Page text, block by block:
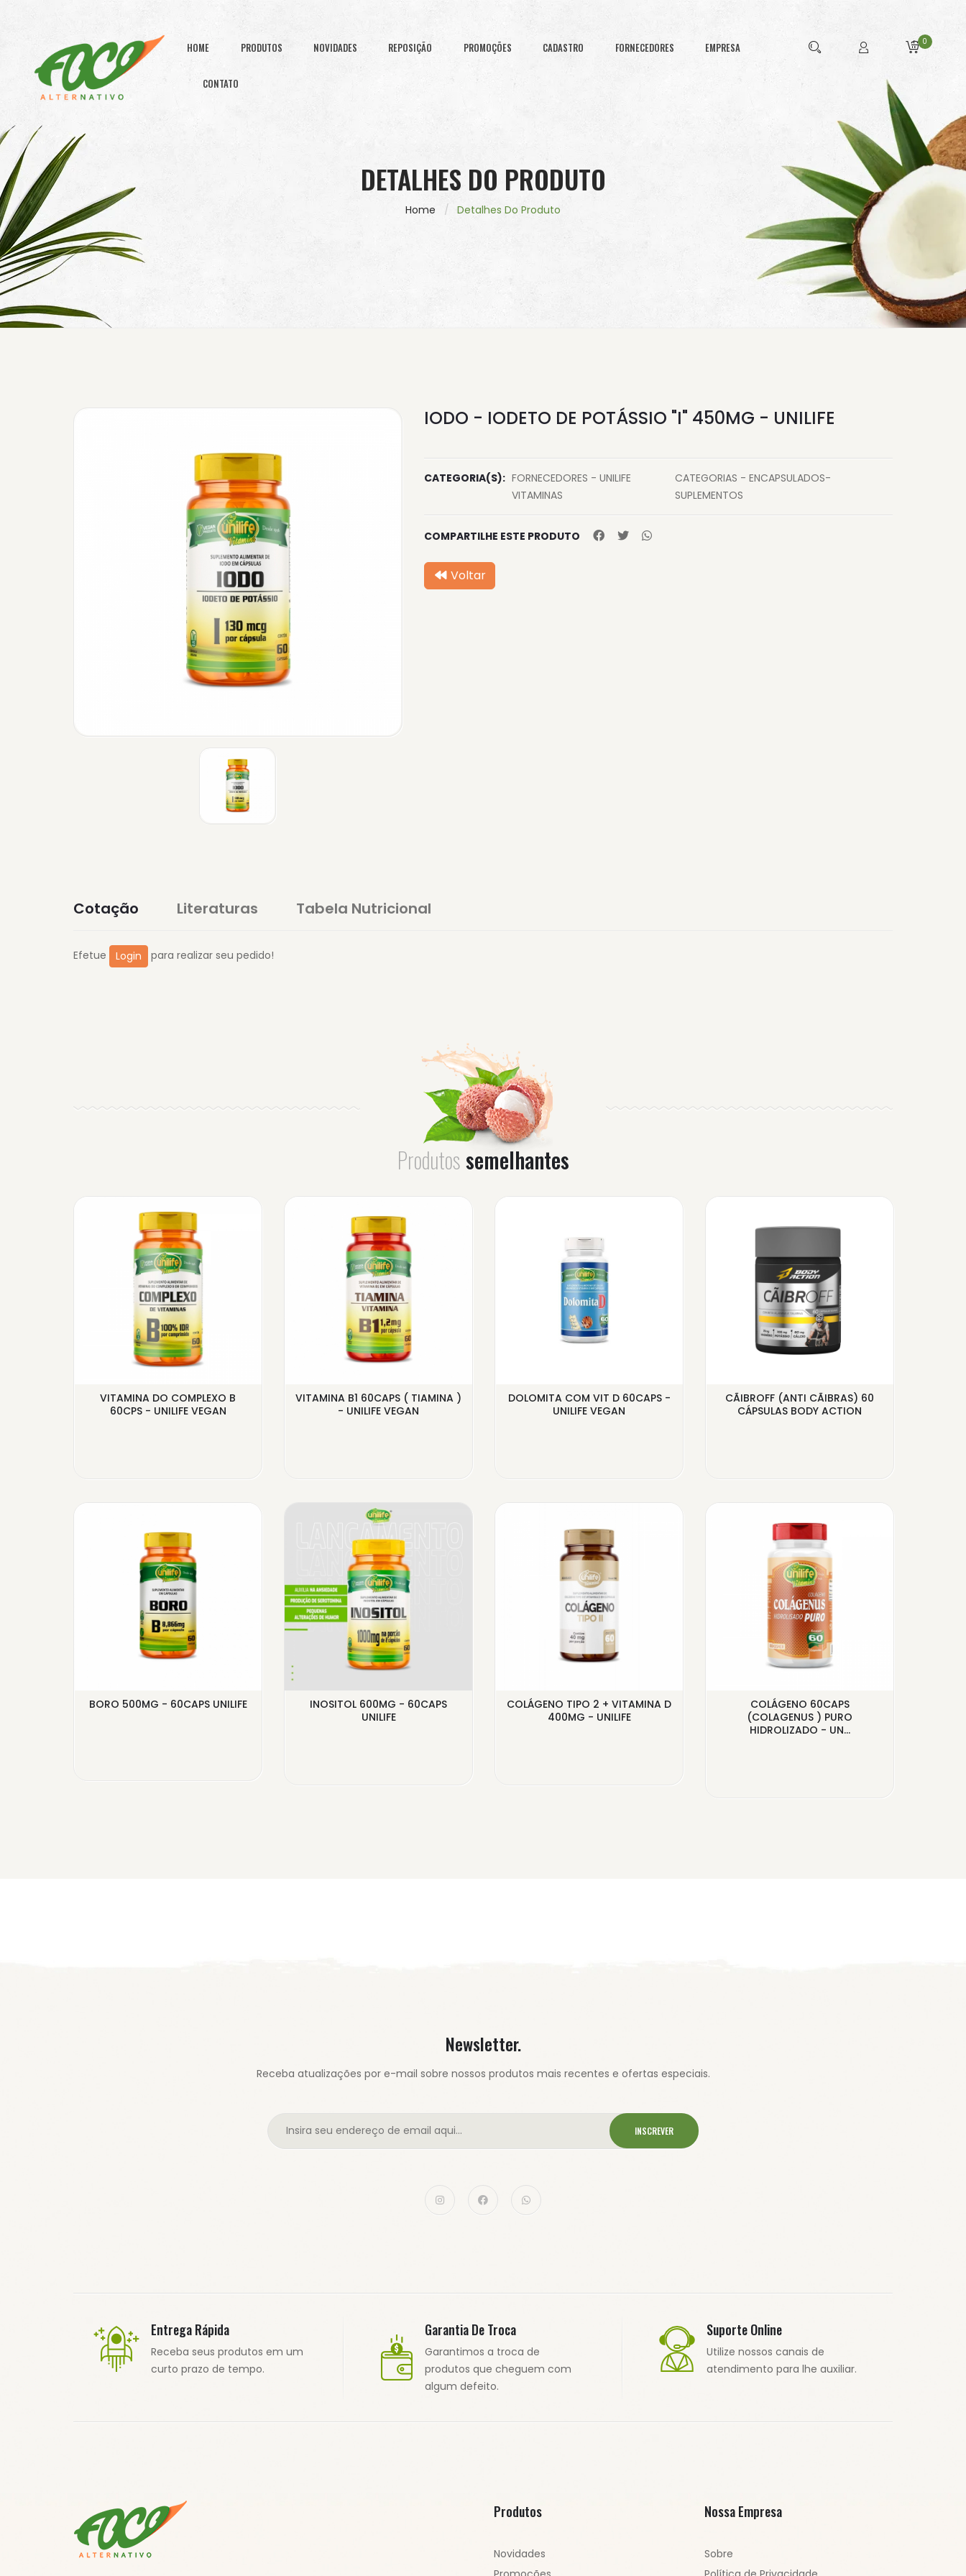
HOME PRODUTOS NOVIDADES REPOSIÇÃO PROMOÇÕES CADASTRO FORNECEDORES EMPRESA
CONTATO
0
DETALHES DO PRODUTO
Home Detalhes Do Produto
IODO - IODETO DE POTÁSSIO "I" 450MG - UNILIFE
CATEGORIA(S): FORNECEDORES - UNILIFE
VITAMINAS
CATEGORIAS - ENCAPSULADOS-
SUPLEMENTOS
COMPARTILHE ESTE PRODUTO
Voltar
Cotação Literaturas Tabela Nutricional
Efetue Login para realizar seu pedido!
Produtossemelhantes
VITAMINA DO COMPLEXO B
60CPS - UNILIFE VEGAN
BORO 500MG - 60CAPS UNILIFE
VITAMINA B1 60CAPS ( TIAMINA )
- UNILIFE VEGAN
INOSITOL 600MG - 60CAPS
UNILIFE
DOLOMITA COM VIT D 60CAPS -
UNILIFE VEGAN
COLÁGENO TIPO 2 + VITAMINA D
400MG - UNILIFE
CÃIBROFF (ANTI CÃIBRAS) 60
CÁPSULAS BODY ACTION
COLÁGENO 60CAPS
(COLAGENUS ) PURO
HIDROLIZADO - UN...
Newsletter.
Receba atualizações por e-mail sobre nossos produtos mais recentes e ofertas especiais.
INSCREVER
Entrega Rápida
Receba seus produtos em um
curto prazo de tempo.
Garantia De Troca
Garantimos a troca de
produtos que cheguem com
algum defeito.
Suporte Online
Utilize nossos canais de
atendimento para lhe auxiliar.
Produtos
Novidades
Nossa Empresa
Sobre